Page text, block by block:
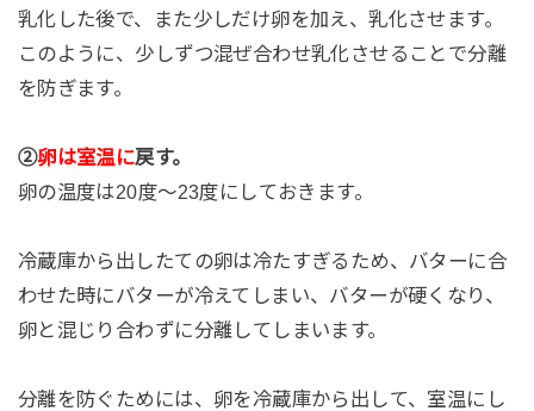
乳化した後で、また少しだけ卵を加え、乳化させます。
このように、少しずつ混ぜ合わせ乳化させることで分離
を防ぎます。
②卵は室温に戻す。
卵の温度は20度〜23度にしておきます。
冷蔵庫から出したての卵は冷たすぎるため、バターに合
わせた時にバターが冷えてしまい、バターが硬くなり、
卵と混じり合わずに分離してしまいます。
分離を防ぐためには、卵を冷蔵庫から出して、室温にし